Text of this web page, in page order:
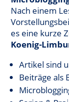
Nach einem
es eine kurze
Koenig-
Artikel sind
Beiträge als